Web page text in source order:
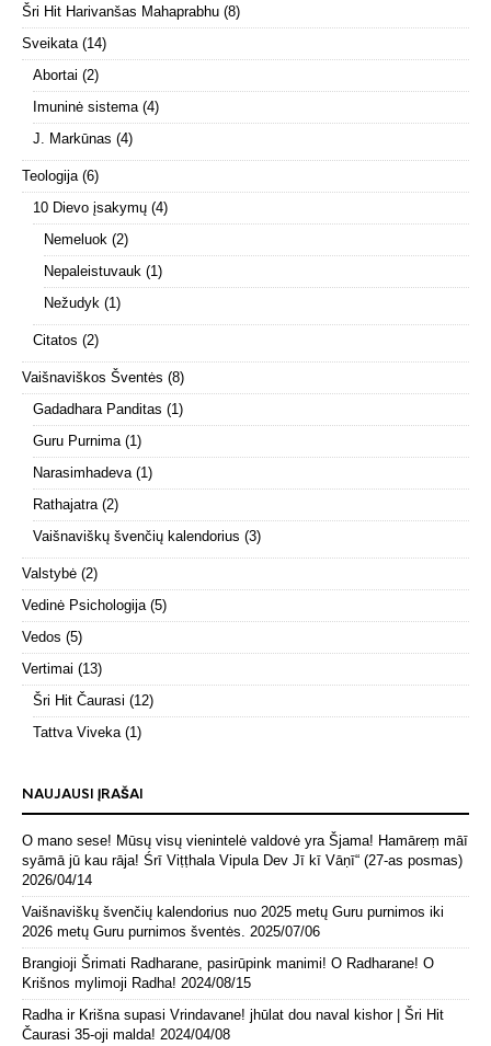
Šri Hit Harivanšas Mahaprabhu (8)
Sveikata (14)
Abortai (2)
Imuninė sistema (4)
J. Markūnas (4)
Teologija (6)
10 Dievo įsakymų (4)
Nemeluok (2)
Nepaleistuvauk (1)
Nežudyk (1)
Citatos (2)
Vaišnaviškos Šventės (8)
Gadadhara Panditas (1)
Guru Purnima (1)
Narasimhadeva (1)
Rathajatra (2)
Vaišnaviškų švenčių kalendorius (3)
Valstybė (2)
Vedinė Psichologija (5)
Vedos (5)
Vertimai (13)
Šri Hit Čaurasi (12)
Tattva Viveka (1)
NAUJAUSI ĮRAŠAI
O mano sese! Mūsų visų vienintelė valdovė yra Šjama! Hamāreṃ māī
syāmā jū kau rāja! Śrī Viṭṭhala Vipula Dev Jī kī Vāṇī“ (27-as posmas)
2026/04/14
Vaišnaviškų švenčių kalendorius nuo 2025 metų Guru purnimos iki
2026 metų Guru purnimos šventės.
2025/07/06
Brangioji Šrimati Radharane, pasirūpink manimi! O Radharane! O
Krišnos mylimoji Radha! 2024/08/15
Radha ir Krišna supasi Vrindavane! jhūlat dou naval kishor | Šri Hit
Čaurasi 35-oji malda! 2024/04/08